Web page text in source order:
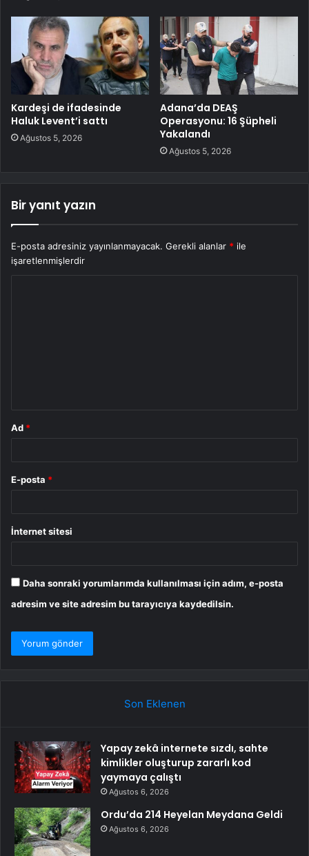
Kardeşi de ifadesinde
Haluk Levent’i sattı
Ağustos 5, 2026
Adana’da DEAŞ
Operasyonu: 16 Şüpheli
Yakalandı
Ağustos 5, 2026
Bir yanıt yazın
E-posta adresiniz yayınlanmayacak. Gerekli alanlar * ile
işaretlenmişlerdir
Ad *
E-posta *
İnternet sitesi
Daha sonraki yorumlarımda kullanılması için adım, e-posta
adresim ve site adresim bu tarayıcıya kaydedilsin.
Son Eklenen
Yapay zekâ internete sızdı, sahte
kimlikler oluşturup zararlı kod
yaymaya çalıştı
Ağustos 6, 2026
Ordu’da 214 Heyelan Meydana Geldi
Ağustos 6, 2026